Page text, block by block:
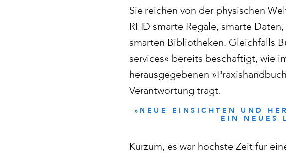
Sie reichen von der physischen
RFID smarte Regale, smarte
smarten Bibliotheken. Gleichfalls
services« bereits beschäftigt, wie
herausgegebenen
Verantwortung trägt.
»NEUE EINSICHTEN UND
EIN NEUES
Kurzum, es war höchste Zeit für